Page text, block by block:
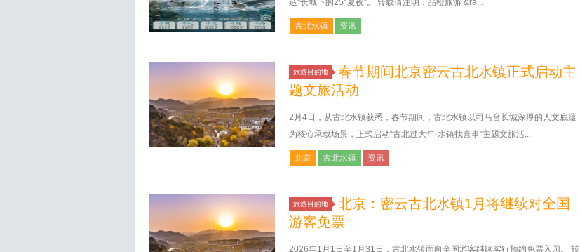
造“长城下的25°夏夜”。 转载请注明：品橙旅游 &ra...
古北水镇 资讯
旅游目的地
春节期间北京密云古北水镇正式启动主
题文旅活动
2月4日，从古北水镇获悉，春节期间，古北水镇以司马台长城深厚的人文底蕴
为核心承载场景，正式启动“古北过大年·水镇找喜事”主题文旅活...
北京 古北水镇 资讯
旅游目的地
北京：密云古北水镇1月将继续对全国
游客免票
2026年1月1日至1月31日，古北水镇面向全国游客继续实行预约免票入园。 转